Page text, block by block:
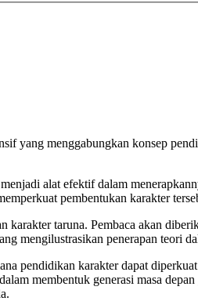
yang menggabungkan konsep
alat efektif dalam
pembentukan karakter
taruna. Pembaca akan
mengilustrasikan penerapan teori
pendidikan karakter dapat
membentuk generasi masa